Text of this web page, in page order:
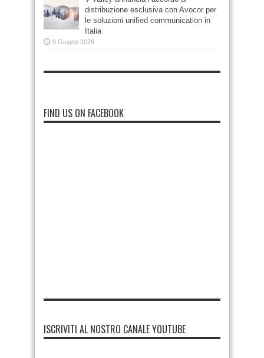
distribuzione esclusiva con Avocor per
le soluzioni unified communication in
Italia
9 Giugno 2026
FIND US ON FACEBOOK
ISCRIVITI AL NOSTRO CANALE YOUTUBE